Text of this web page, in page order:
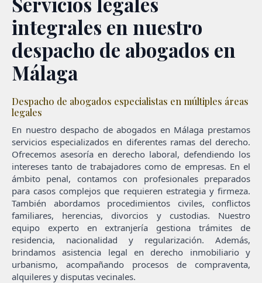
integrales en nuestro
despacho de abogados en
Málaga
Despacho de abogados especialistas en múltiples áreas
legales
En nuestro despacho de abogados en Málaga prestamos
servicios especializados en diferentes ramas del derecho.
Ofrecemos asesoría en derecho laboral, defendiendo los
intereses tanto de trabajadores como de empresas. En el
ámbito penal, contamos con profesionales preparados
para casos complejos que requieren estrategia y firmeza.
También abordamos procedimientos civiles, conflictos
familiares, herencias, divorcios y custodias. Nuestro
equipo experto en extranjería gestiona trámites de
residencia, nacionalidad y regularización. Además,
brindamos asistencia legal en derecho inmobiliario y
urbanismo, acompañando procesos de compraventa,
alquileres y disputas vecinales.